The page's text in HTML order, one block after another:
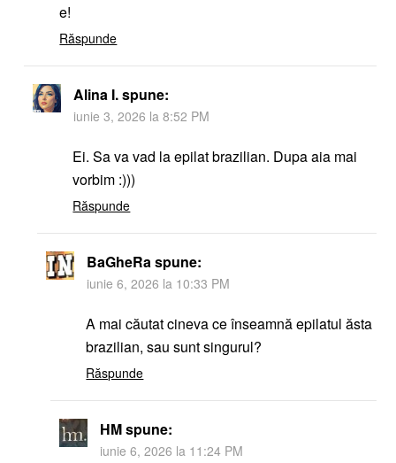
e!
Răspunde
Alina I.spune:
iunie 3, 2026 la 8:52 PM
Ei. Sa va vad la epilat brazilian. Dupa aia mai
vorbim :)))
Răspunde
BaGheRaspune:
iunie 6, 2026 la 10:33 PM
A mai căutat cineva ce înseamnă epilatul ăsta
brazilian, sau sunt singurul?
Răspunde
HMspune:
iunie 6, 2026 la 11:24 PM